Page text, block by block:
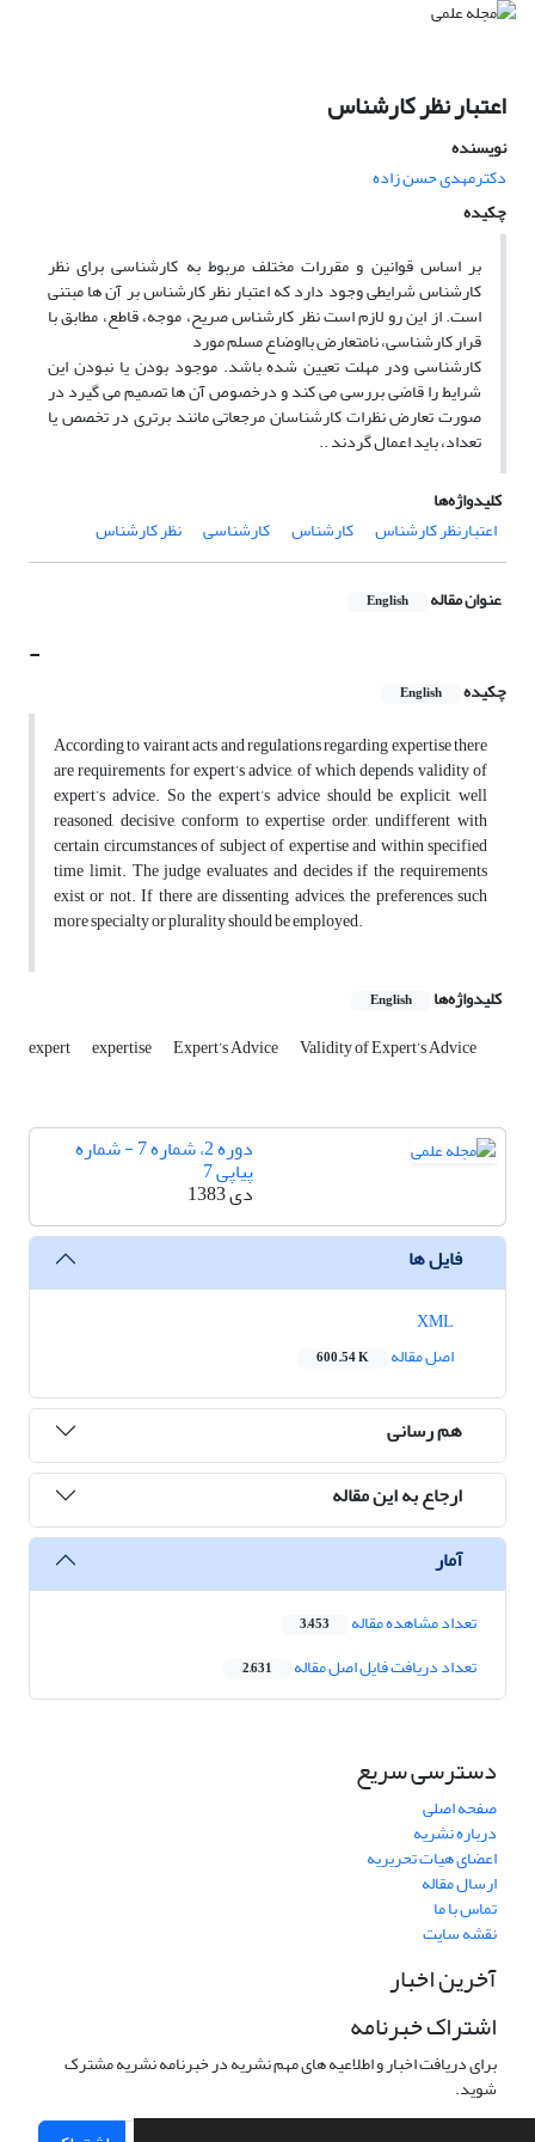
اعتبار نظر کارشناس
نویسنده
دکترمهدى حسن زاده
چکیده
بر اساس قوانین و مقررات مختلف مربوط به کارشناسی برای نظر
کارشناس شرایطی وجود دارد که اعتبار نظر کارشناس بر آن ها مبتنی
است. از این رو لازم است نظر کارشناس صریح، موجه، قاطع، مطابق با
قرار کارشناسی، نامتعارض بااوضاع مسلم مورد
کارشناسی ودر مهلت تعیین شده باشد. موجود بودن یا نبودن این
شرایط را قاضی بررسی می کند و درخصوص آن ها تصمیم می گیرد در
صورت تعارض نظرات کارشناسان مرجعاتی مانند برتری در تخصص یا
تعداد، باید اعمال گردند ..
کلیدواژه‌ها
اعتبارنظر کارشناس
کارشناس کارشناسی نظر کارشناس
عنوان مقاله English
-
چکیده English
According to vairant acts and regulations regarding expertise there
are requirements for expert’s advice, of which depends validity of
expert’s advice. So the expert’s advice should be explicit, well
reasoned, decisive, conform to expertise order, undifferent with
certain circumstances of subject of expertise and within specified
time limit. The judge evaluates and decides if the requirements
exist or not. If there are dissenting advices, the preferences such
more specialty or plurality should be employed.
کلیدواژه‌ها English
expert expertise Expert’s Advice Validity of Expert’s Advice
دوره 2، شماره 7 - شماره
پیاپی 7
دی 1383
فایل ها
اصل مقاله
600.54 K
هم رسانی
ارجاع به این مقاله
آمار
تعداد مشاهده مقاله 3,453
تعداد دریافت فایل اصل مقاله 2,631
دسترسی سریع
صفحه اصلی
درباره نشریه
اعضای هیات تحریریه
ارسال مقاله
تماس با ما
نقشه سایت
آخرین اخبار
اشتراک خبرنامه
برای دریافت اخبار و اطلاعیه های مهم نشریه در خبرنامه نشریه مشترک
شوید.